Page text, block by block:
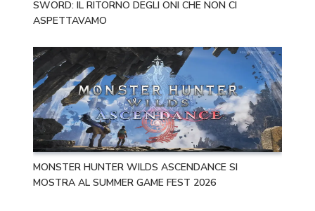
SWORD: IL RITORNO DEGLI ONI CHE NON CI
ASPETTAVAMO
MONSTER HUNTER WILDS ASCENDANCE SI
MOSTRA AL SUMMER GAME FEST 2026